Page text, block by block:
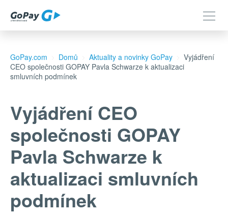
GoPay.com Domů Aktuality a novinky GoPay
Vyjádření
CEO společnosti GOPAY Pavla Schwarze k aktualizaci
smluvních podmínek
Vyjádření CEO
společnosti GOPAY
Pavla Schwarze k
aktualizaci smluvních
podmínek